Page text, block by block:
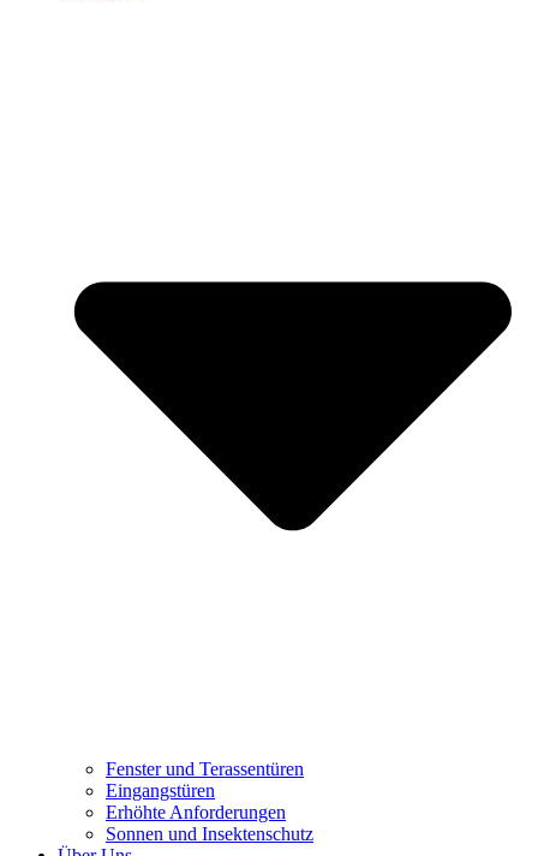
Fenster und Terassentüren
Eingangstüren
Erhöhte Anforderungen
Sonnen und Insektenschutz